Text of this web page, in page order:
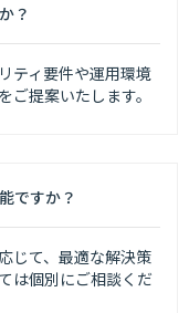
？
ティ要件や運用環境
ご提案いたします。
ですか？
じて、最適な解決策
は個別にご相談くだ